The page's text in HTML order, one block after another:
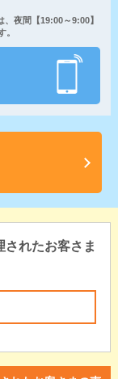
夜間【19:00～9:00】
。
れたお客さま